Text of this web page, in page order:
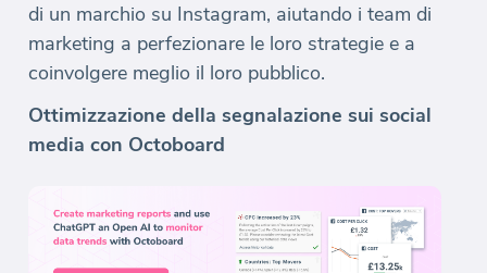
di un marchio su Instagram, aiutando i team di
marketing a perfezionare le loro strategie e a
coinvolgere meglio il loro pubblico.
Ottimizzazione della segnalazione sui social
media con Octoboard